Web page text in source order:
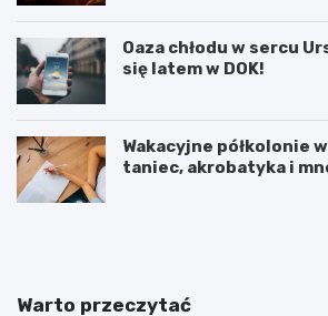
Oaza chłodu w sercu
się latem w DOK!
Wakacyjne półkolonie
taniec, akrobatyka i
P
d
T
s
Warto przeczytać